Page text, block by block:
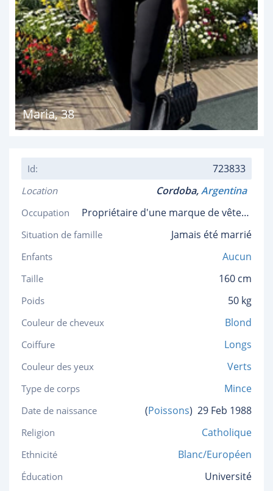
Maria,38
Id: 723833
Location Cordoba,Argentina
Occupation Propriétaire d'une marque de vêtements
Situation de famille Jamais été marrié
Enfants Aucun
Taille 160 cm
Poids 50 kg
Couleur de cheveux Blond
Coiffure Longs
Couleur des yeux Verts
Type de corps Mince
Date de naissance (Poissons) 29 Feb 1988
Religion Catholique
Ethnicité Blanc/Européen
Éducation Université